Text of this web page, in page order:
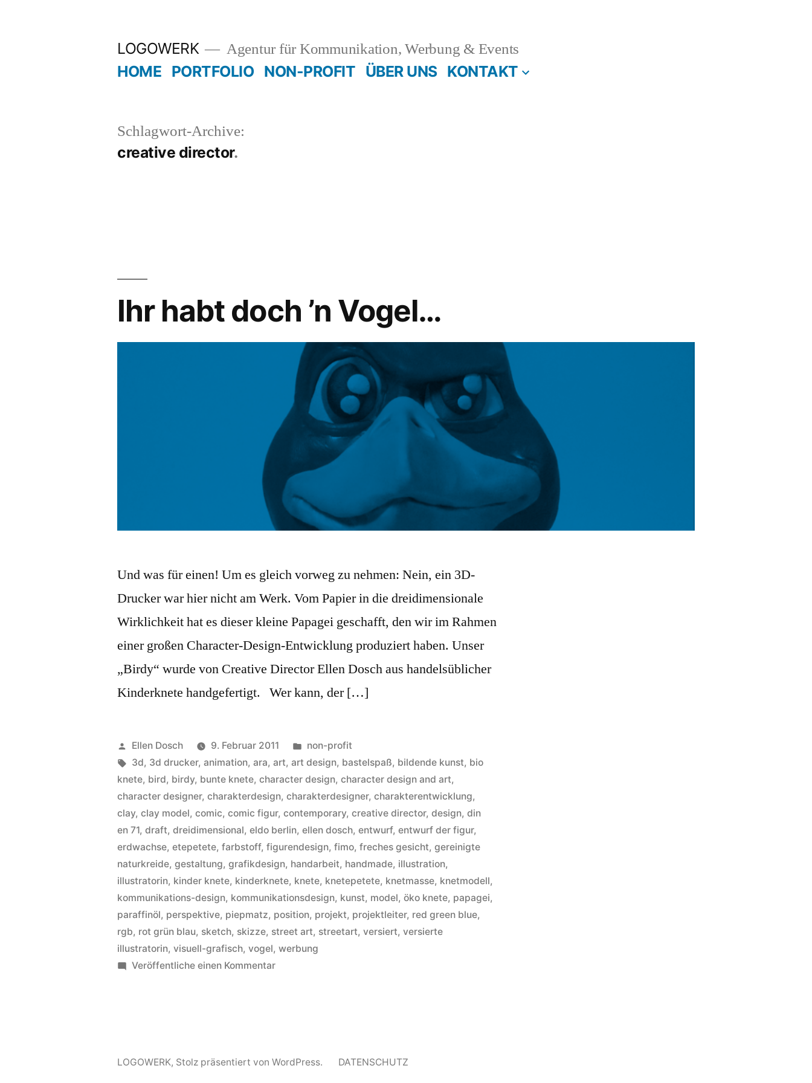
LOGOWERK Agentur für Kommunikation, Werbung & Events
HOME PORTFOLIO NON-PROFIT ÜBER UNS KONTAKT
Schlagwort-Archive:
creative director
Ihr habt doch ’n Vogel…
Und was für einen! Um es gleich vorweg zu nehmen: Nein, ein 3D-
Drucker war hier nicht am Werk. Vom Papier in die dreidimensionale
Wirklichkeit hat es dieser kleine Papagei geschafft, den wir im Rahmen
einer großen Character-Design-Entwicklung produziert haben. Unser
„Birdy“ wurde von Creative Director Ellen Dosch aus handelsüblicher
Kinderknete handgefertigt. Wer kann, der […]
Veröffentlicht
von
Ellen Dosch 9. Februar 2011
Veröffentlicht
in
non-profit
Schlagwörter:
3d, 3d drucker,animation,ara,art,art design, bastelspaß, bildende kunst, bio
knete, bird, birdy, bunte knete,character design,character design and art,
character designer,charakterdesign,charakterdesigner,charakterentwicklung,
clay,clay model,comic,comic figur,contemporary,creative director,design,din
en 71,draft,dreidimensional,eldo berlin,ellen dosch,entwurf,entwurf der figur,
erdwachse,etepetete,farbstoff,figurendesign,fimo,freches gesicht,gereinigte
naturkreide,gestaltung,grafikdesign, handarbeit, handmade, illustration,
illustratorin, kinder knete, kinderknete, knete, knetepetete, knetmasse, knetmodell,
kommunikations-design, kommunikationsdesign, kunst, model,öko knete, papagei,
paraffinöl, perspektive, piepmatz, position, projekt, projektleiter, red green blue,
rgb, rot grün blau, sketch, skizze, street art, streetart,versiert,versierte
illustratorin,visuell-grafisch,vogel,werbung
Veröffentliche einen Kommentarzu
LOGOWERK, Stolz präsentiert von WordPress. DATENSCHUTZ